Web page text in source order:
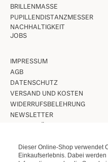
BRILLENMASSE
PUPILLENDISTANZMESSER
NACHHALTIGKEIT
JOBS
IMPRESSUM
AGB
DATENSCHUTZ
VERSAND UND KOSTEN
WIDERRUFSBELEHRUNG
NEWSLETTER
VINTAGE BRILLEN
Dieser Online-Shop verwendet
Einkaufserlebnis. Dabei